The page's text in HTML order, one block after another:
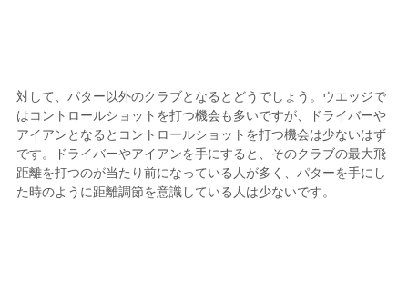
対して、パター以外のクラブとなるとどうでしょう。ウエッジで
はコントロールショットを打つ機会も多いですが、ドライバーや
アイアンとなるとコントロールショットを打つ機会は少ないはず
です。ドライバーやアイアンを手にすると、そのクラブの最大飛
距離を打つのが当たり前になっている人が多く、パターを手にし
た時のように距離調節を意識している人は少ないです。